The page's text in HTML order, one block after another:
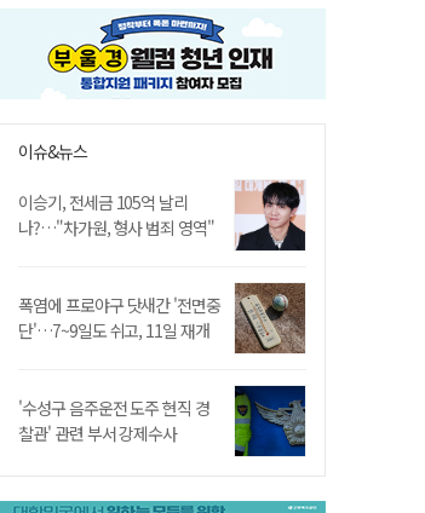
이슈&뉴스
이승기, 전세금 105억 날리
나?…"차가원, 형사 범죄 영역"
폭염에 프로야구 닷새간 '전면중
단'…7~9일도 쉬고, 11일 재개
'수성구 음주운전 도주 현직 경
찰관' 관련 부서 강제수사